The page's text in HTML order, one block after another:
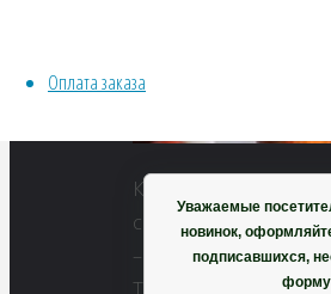
Оплата заказа
Купить
семена
–
Уважаемые
новинок,
подписавшихся,
форму